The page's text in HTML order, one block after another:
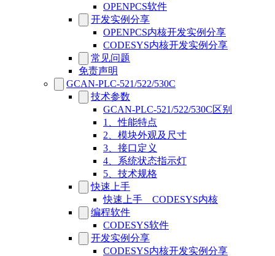
OPENPCS软件
开发实例分享
OPENPCS内核开发实例分享
CODESYS内核开发实例分享
常见问题
免责声明
GCAN-PLC-521/522/530C
技术参数
GCAN-PLC-521/522/530C区别
1、性能特点
2、模块外观及尺寸
3、接口定义
4、系统状态指示灯
5、技术规格
快速上手
快速上手__CODESYS内核
编程软件
CODESYS软件
开发实例分享
CODESYS内核开发实例分享